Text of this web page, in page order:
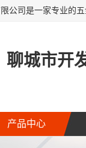
聊城市开
产品中心